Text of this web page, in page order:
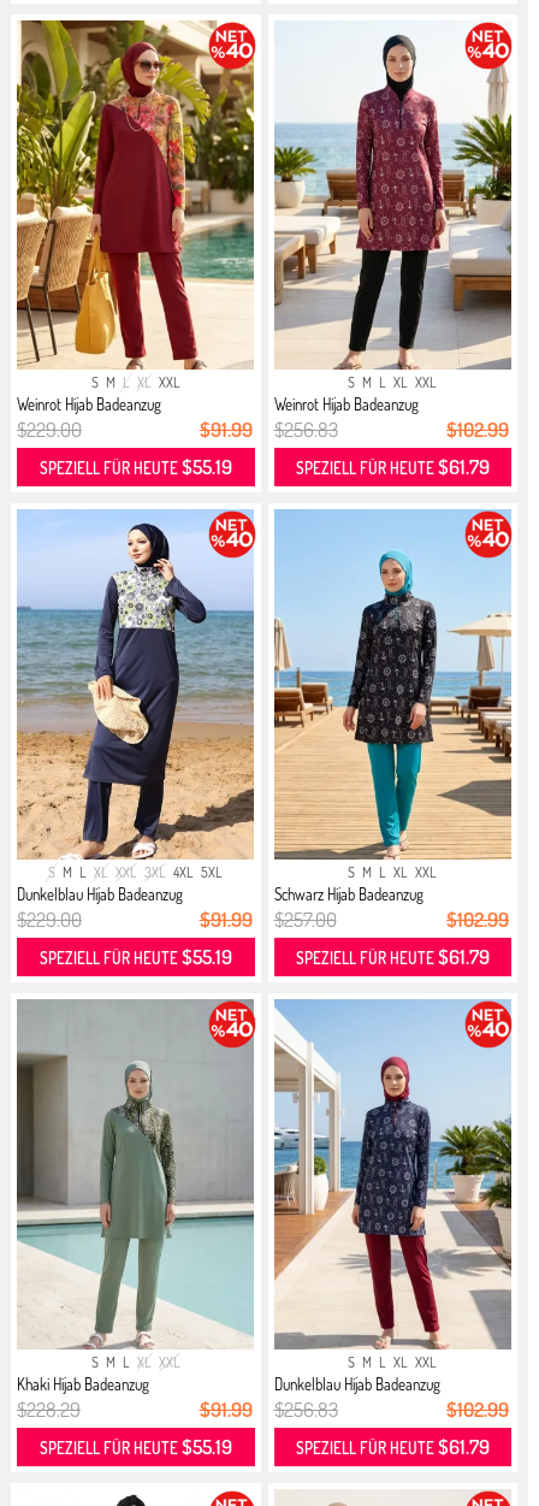
S M L XL XXL
Weinrot Hijab Badeanzug
$229.00 $91.99
SPEZIELL FÜR HEUTE$55.19
S M L XL XXL
Weinrot Hijab Badeanzug
$256.83 $102.99
SPEZIELL FÜR HEUTE$61.79
S M L XL XXL 3XL 4XL 5XL
Dunkelblau Hijab Badeanzug
$229.00 $91.99
SPEZIELL FÜR HEUTE$55.19
S M L XL XXL
Schwarz Hijab Badeanzug
$257.00 $102.99
SPEZIELL FÜR HEUTE$61.79
S M L XL XXL
Khaki Hijab Badeanzug
$228.29 $91.99
SPEZIELL FÜR HEUTE$55.19
S M L XL XXL
Dunkelblau Hijab Badeanzug
$256.83 $102.99
SPEZIELL FÜR HEUTE$61.79